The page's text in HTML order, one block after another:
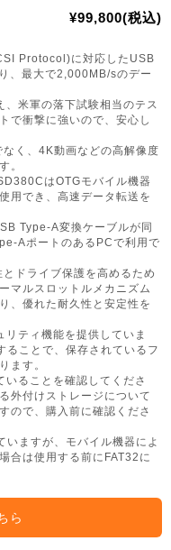
¥99,800(税込)
Protocol)に対応したUSB
、最大で2,000MB/sのデー
米軍の落下試験相当のテス
で衝撃に強いので、安心し
く、4K動画などの高解像度
。
はOTGモバイル機器
用でき、高速データ転送を
Type-A変換ケーブルが同
AポートのあるPCで利用で
ドライブ保護を高めるため
マルスロットルメカニズム
、優れた耐久性と安定性を
ティ機能を提供していま
ことで、保存されているフ
ます。
ることを確認してくださ
外付けストレージについて
ので、購入前に確認くださ
ますが、モバイル機器によ
合は使用する前にFAT32に
ら